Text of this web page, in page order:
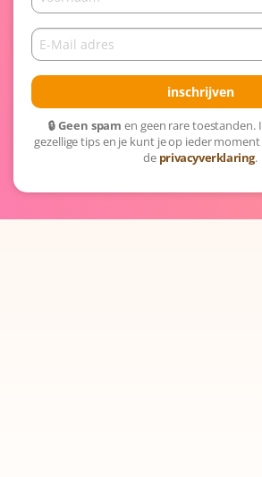
🔒 Geen spam en geen rare toestanden.
gezellige tips en je kunt je op ieder
de privacyverklaring.